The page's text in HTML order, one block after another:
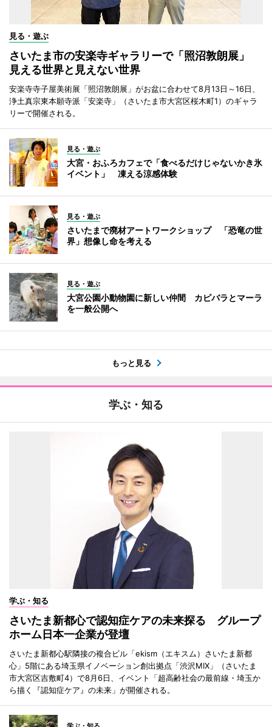
見る・遊ぶ
さいたま市の安楽寺ギャラリーで「照沼敦朗展」
見える世界と見えない世界
安楽寺寺子屋美術展「照沼敦朗展」がお盆に合わせて8月13日～16日、
浄土真宗東本願寺派「安楽寺」（さいたま市大宮区桜木町1）のギャラ
リーで開催される。
見る・遊ぶ
大宮・おふろカフェで「食べるだけじゃないかき氷
イベント」 凍える涼感体験
見る・遊ぶ
さいたまで廃材アートワークショップ 「恐竜の世
界」想像し命を考える
見る・遊ぶ
大宮公園小動物園に新しい仲間 カピバラとマーラ
を一般公開へ
もっと見る
学ぶ・知る
学ぶ・知る
さいたま新都心で認知症ケアの未来探る グループ
ホーム日本一企業が登壇
さいたま新都心駅隣接の複合ビル「ekism（エキスム）さいたま新都
心」5階にある埼玉県イノベーション創出拠点「渋沢MIX」（さいたま
市大宮区吉敷町4）で8月6日、イベント「超高齢社会の最前線・埼玉か
ら描く『認知症ケア』の未来」が開催される。